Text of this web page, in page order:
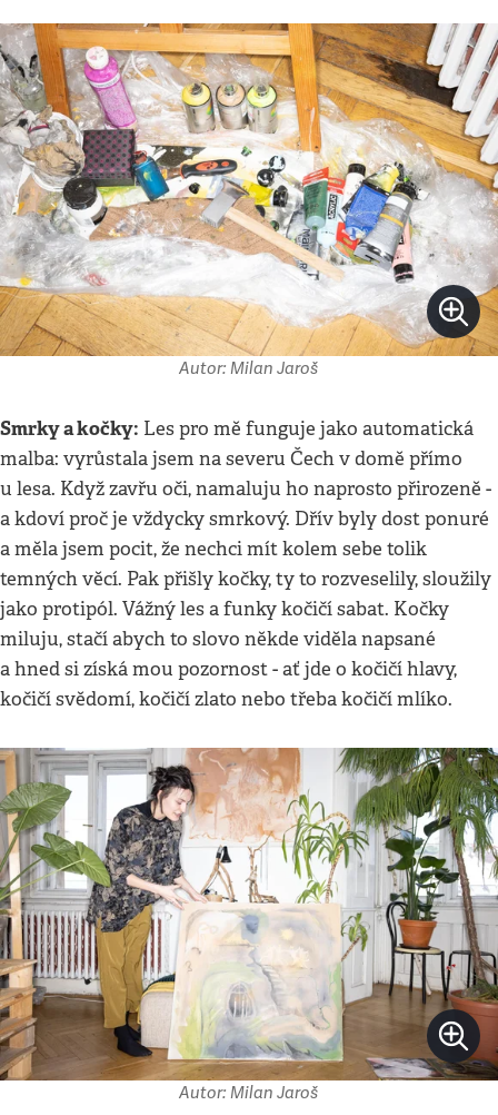
Autor: Milan Jaroš
Smrky a kočky: Les pro mě funguje jako automatická
malba: vyrůstala jsem na severu Čech v domě přímo
u lesa. Když zavřu oči, namaluju ho naprosto přirozeně -
a kdoví proč je vždycky smrkový. Dřív byly dost ponuré
a měla jsem pocit, že nechci mít kolem sebe tolik
temných věcí. Pak přišly kočky, ty to rozveselily, sloužily
jako protipól. Vážný les a funky kočičí sabat. Kočky
miluju, stačí abych to slovo někde viděla napsané
a hned si získá mou pozornost - ať jde o kočičí hlavy,
kočičí svědomí, kočičí zlato nebo třeba kočičí mlíko.
Autor: Milan Jaroš